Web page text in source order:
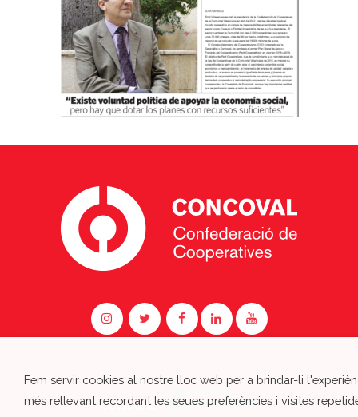
Colabora:
Fem servir cookies al nostre lloc web per a brindar-li
més rellevant recordant les seues preferències i visites